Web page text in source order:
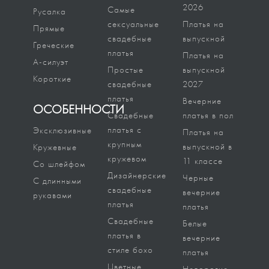
качественному испанскому
сочетается даже с самыми
роскошными свадебными
С ИСПОЛЬЗОВАНИЕМ
БОЛЕРО
Чтобы выбрать из
представленных в салоне
моделей именно ту, что
подойдет наиболее
гармонично и
привлекательно, стоит
учитывать особенности кроя
свадебного платья. Красивые
Русалка
Прямые
Греческие
А-силуэт
Короткие
ОСОБЕННОСТИ
Эксклюзивные
Кружевные
Со шлейфом
С длинными
рукавами
Самые
сексуальные
свадебные
платья
Простые
свадебные
платья
Свадебные
платья с
крупным
кружевом
Дизайнерские
свадебные
платья
Свадебные
платья в
стиле бохо
Цветные
2026
Платья на
выпускной
Платья на
выпускной
2027
Вечерние
платья в пол
Платья на
выпускной в
11 классе
Черные
вечерние
платья
Белые
вечерние
платья